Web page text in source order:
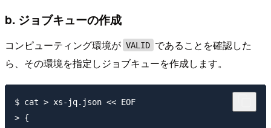
b. ジョブキューの作成
コンピューティング環境が VALID であることを確認した
ら、その環境を指定しジョブキューを作成します。
$ cat > xs-jq.json << EOF
> {